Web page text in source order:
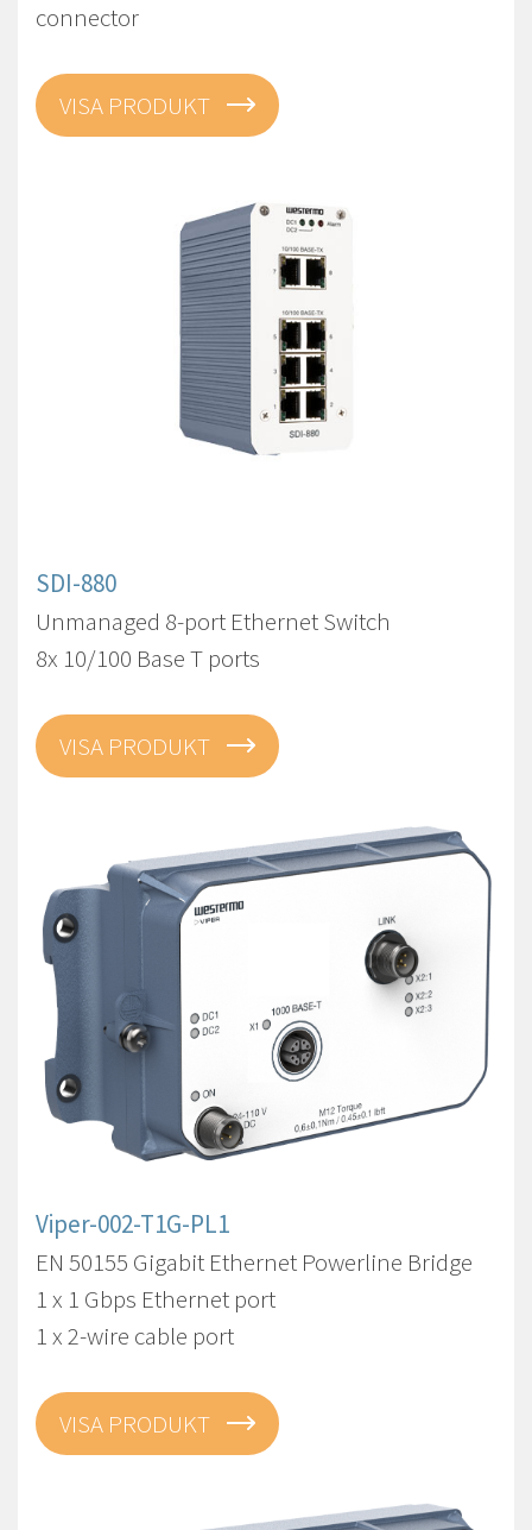
connector
VISA PRODUKT
SDI-880
Unmanaged 8-port Ethernet Switch
8x 10/100 Base T ports
VISA PRODUKT
Viper-002-T1G-PL1
EN 50155 Gigabit Ethernet Powerline Bridge
1 x 1 Gbps Ethernet port
1 x 2-wire cable port
VISA PRODUKT